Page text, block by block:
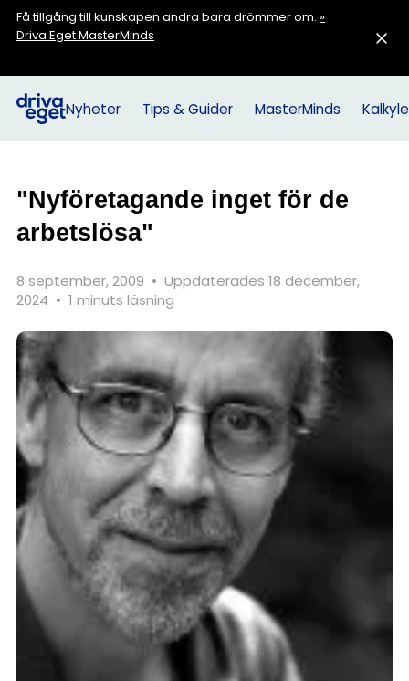
Få tillgång till kunskapen andra bara drömmer om. »
Driva Eget MasterMinds
Nyheter Tips & Guider MasterMinds
"Nyföretagande inget för de
arbetslösa"
8 september, 2009 • Uppdaterades 18 december,
2024 • 1 minuts läsning